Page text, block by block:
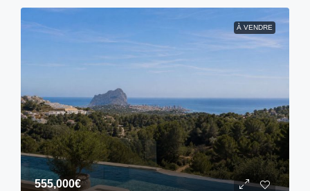
À VENDRE
555,000€